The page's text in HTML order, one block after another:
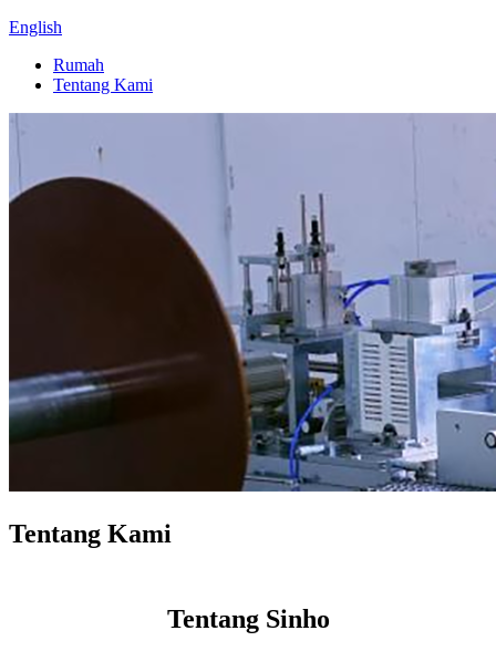
English
Rumah
Tentang Kami
Tentang Kami
Tentang Sinho